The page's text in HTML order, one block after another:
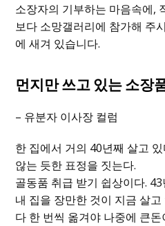
소장자의 기부하는 마음속에,
보다 소망갤러리에 참가해 주
에 새겨 있습니다.
먼지만 쓰고 있는 소장
– 유분자 이사장 컬럼
한 집에서 거의 40년째 살고
않는 듯한 표정을 짓는다.
골동품 취급 받기 쉽상이다.
내 집을 장만한 것이 지금 살
다 한 번씩 옮겨야 나중에 큰